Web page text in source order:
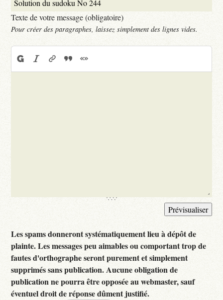
Texte de votre message (obligatoire)
Pour créer des paragraphes, laissez simplement des lignes vides.
Les spams donneront systématiquement lieu à dépôt de
plainte. Les messages peu aimables ou comportant trop de
fautes d'orthographe seront purement et simplement
supprimés sans publication. Aucune obligation de
publication ne pourra être opposée au webmaster, sauf
éventuel droit de réponse dûment justifié.